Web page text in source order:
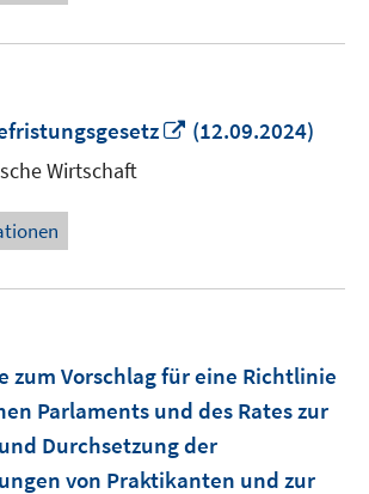
In
(12.09.2024)
Wirtschaft
zum Vorschlag für eine Richtlinie
Parlaments und des Rates zur
Durchsetzung der
von Praktikanten und zur